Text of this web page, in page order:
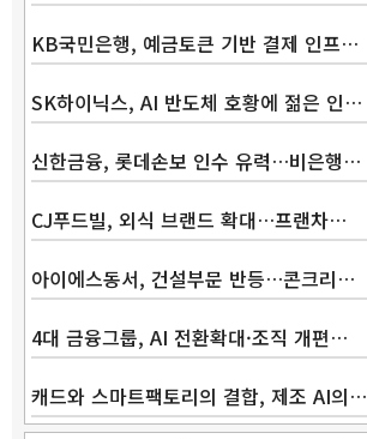
Band
KB국민은행, 예금토큰 기반 결제 인프…
SK하이닉스, AI 반도체 호황에 젊은 인…
신한금융, 롯데손보 인수 유력…비은행…
CJ푸드빌, 외식 브랜드 확대…프랜차…
아이에스동서, 건설부문 반등…콘크리…
4대 금융그룹, AI 전환확대·조직 개편…
캐드와 스마트팩토리의 결합, 제조 AI의…